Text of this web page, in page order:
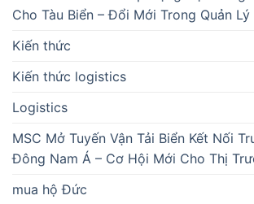
Cho Tàu Biển – Đổi Mới Trong Quản Lý
Kiến thức
Kiến thức logistics
Logistics
MSC Mở Tuyến Vận Tải Biển Kết Nối
Đông Nam Á – Cơ Hội Mới Cho Thị
mua hộ Đức